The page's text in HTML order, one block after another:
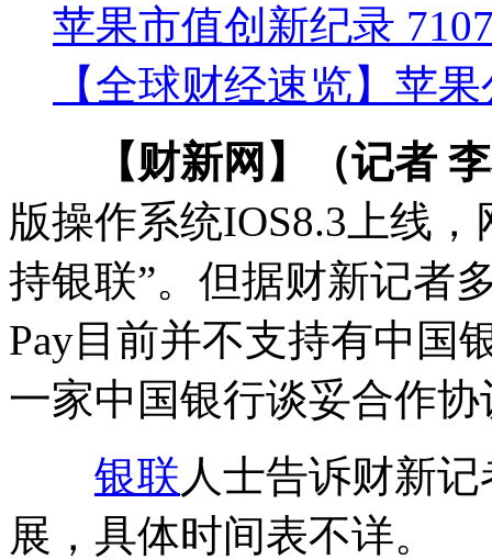
苹果市值创新纪录
【全球财经速览】苹
【财新网】（记者
版操作系统IOS8.3上线
持银联”。但据财新记者
Pay目前并不支持有中国
一家中国银行谈妥合作协
银联 人士告诉财新
展，具体时间表不详。